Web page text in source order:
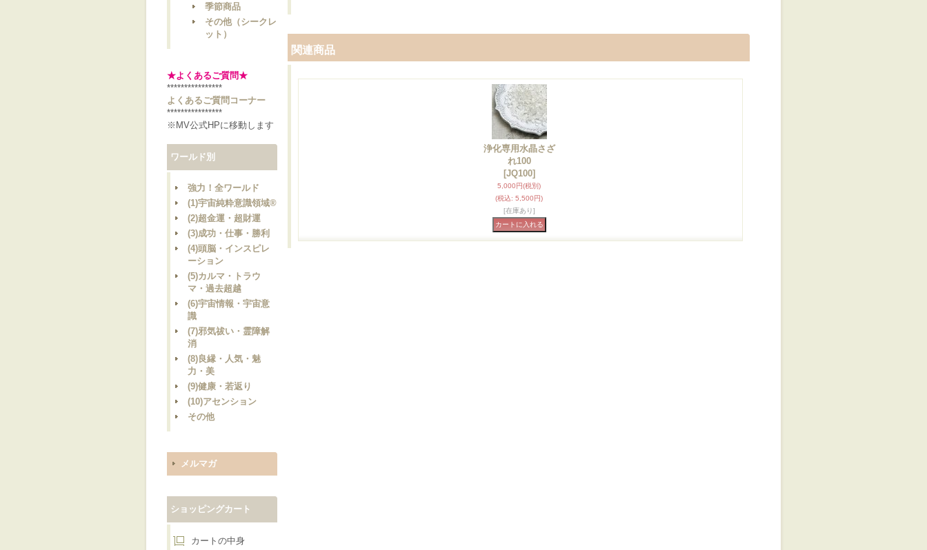
季節商品
その他（シークレ
ット）
★よくあるご質問★
****************
よくあるご質問コーナー
****************
※MV公式HPに移動します
ワールド別
強力！全ワールド
(1)宇宙純粋意識領域®
(2)超金運・超財運
(3)成功・仕事・勝利
(4)頭脳・インスピレ
ーション
(5)カルマ・トラウ
マ・過去超越
(6)宇宙情報・宇宙意
識
(7)邪気祓い・霊障解
消
(8)良縁・人気・魅
力・美
(9)健康・若返り
(10)アセンション
その他
メルマガ
ショッピングカート
カートの中身
関連商品
浄化専用水晶さざ
れ100
[JQ100]
5,000円(税別)
(税込: 5,500円)
[在庫あり]